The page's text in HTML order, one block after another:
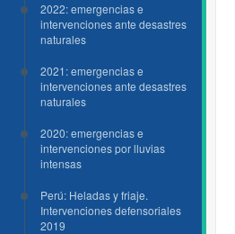
2022: emergencias e
intervenciones ante desastres
naturales
2021: emergencias e
intervenciones ante desastres
naturales
2020: emergencias e
intervenciones por lluvias
intensas
Perú: Heladas y friaje.
Intervenciones defensoriales
2019